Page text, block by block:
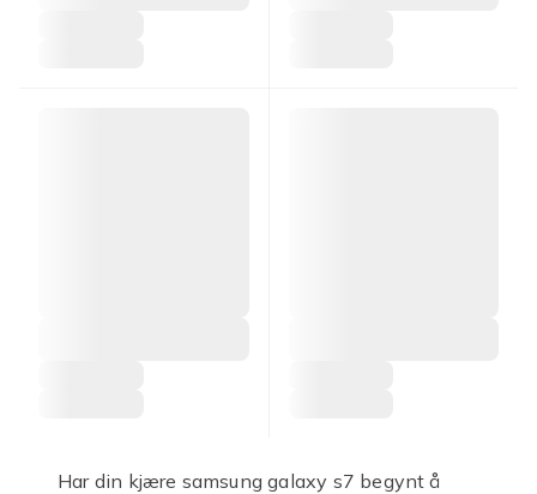
Har din kjære samsung galaxy s7 begynt å